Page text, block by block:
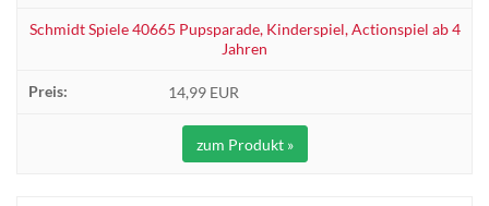
Schmidt Spiele 40665 Pupsparade, Kinderspiel, Actionspiel ab 4
Jahren
14,99 EUR
zum Produkt »